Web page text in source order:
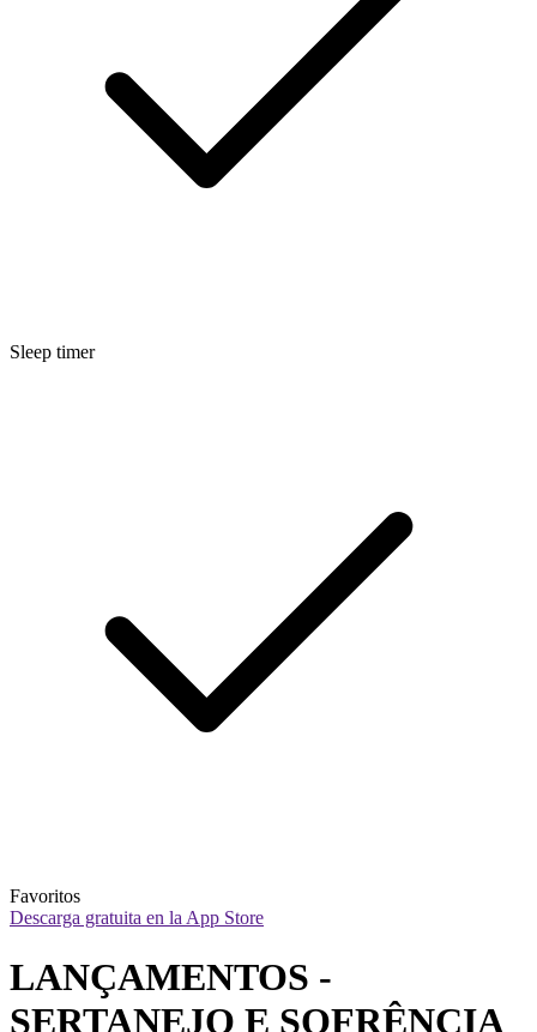
Sleep timer
Favoritos
Descarga gratuita en la App Store
LANÇAMENTOS -
SERTANEJO E SOFRÊNCIA